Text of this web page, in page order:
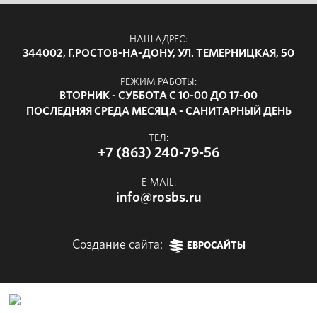
НАШ АДРЕС:
344002, Г.РОСТОВ-НА-ДОНУ, УЛ. ТЕМЕРНИЦКАЯ, 50
РЕЖИМ РАБОТЫ:
ВТОРНИК - СУББОТА С 10-00 ДО 17-00
ПОСЛЕДНЯЯ СРЕДА МЕСЯЦА - САНИТАРНЫЙ ДЕНЬ
ТЕЛ:
+7 (863) 240-79-56
E-MAIL:
info@rosbs.ru
Создание сайта: ЕВРОСАЙТЫ